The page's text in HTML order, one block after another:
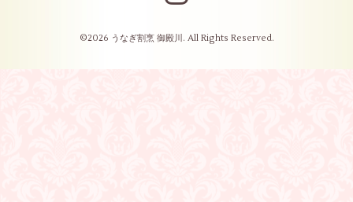
©2026 うなぎ割烹 御殿川 . All Rights Reserved.